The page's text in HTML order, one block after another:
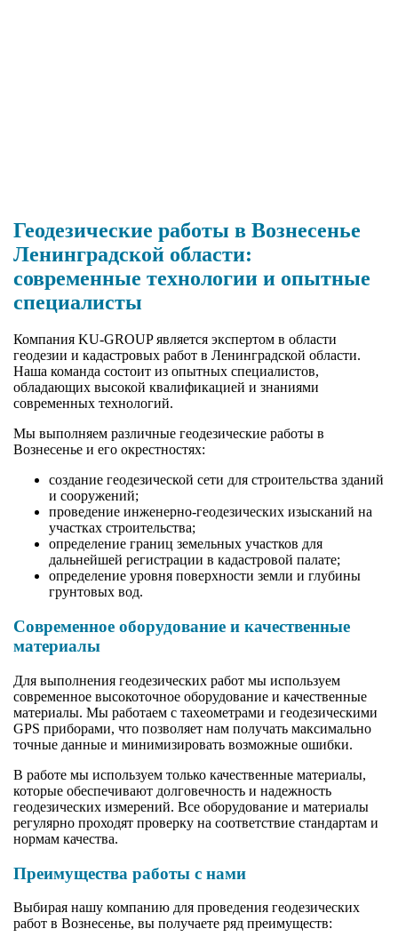
Геодезические работы в Вознесенье
Ленинградской области:
современные технологии и опытные
специалисты
Компания KU-GROUP является экспертом в области
геодезии и кадастровых работ в Ленинградской области.
Наша команда состоит из опытных специалистов,
обладающих высокой квалификацией и знаниями
современных технологий.
Мы выполняем различные геодезические работы в
Вознесенье и его окрестностях:
создание геодезической сети для строительства зданий
и сооружений;
проведение инженерно-геодезических изысканий на
участках строительства;
определение границ земельных участков для
дальнейшей регистрации в кадастровой палате;
определение уровня поверхности земли и глубины
грунтовых вод.
Современное оборудование и качественные
материалы
Для выполнения геодезических работ мы используем
современное высокоточное оборудование и качественные
материалы. Мы работаем с тахеометрами и геодезическими
GPS приборами, что позволяет нам получать максимально
точные данные и минимизировать возможные ошибки.
В работе мы используем только качественные материалы,
которые обеспечивают долговечность и надежность
геодезических измерений. Все оборудование и материалы
регулярно проходят проверку на соответствие стандартам и
нормам качества.
Преимущества работы с нами
Выбирая нашу компанию для проведения геодезических
работ в Вознесенье, вы получаете ряд преимуществ: